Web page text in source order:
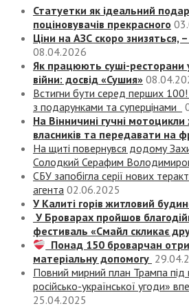
Статуетки як ідеальний
поціновувачів прекрасного
Ціни на АЗС скоро знизяться, –
08.04.2026
Як працюють суші-ресторани
війни: досвід «Сушия»
Встигни бути серед перших
з подарунками та суперцінами
На Вінничині гучні
власників та передавати на
На щиті повернувся додому
Солодкий Серафим
СБУ запобігла серії нових
агента 02.06.2025
У Калиті горів житловий
У Броварах пройшов
фестиваль «Смайл скликає
Понад 150 броварчан
матеріальну допомогу
Повний мирний план Трампа
російсько-української угоди»
25.04.2025